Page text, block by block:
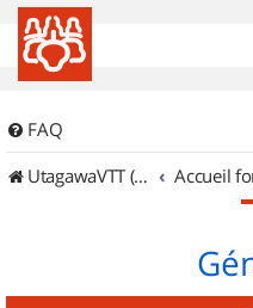
FAQ
UtagawaVTT (Randos VTT et VTTAE avec traces GPS)
Accueil